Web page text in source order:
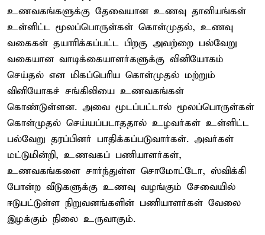
உணவகங்களுக்கு தேவையான உணவு தானியங்கள்
உள்ளிட்ட மூலப்பொருள்கள் கொள்முதல், உணவு
வகைகள் தயாரிக்கப்பட்ட பிறகு அவற்றை பல்வேறு
வகையான வாடிக்கையாளர்களுக்கு வினியோகம்
செய்தல் என மிகப்பெரிய கொள்முதல் மற்றும்
வினியோகச் சங்கிலியை உணவகங்கள்
கொண்டுள்ளன. அவை மூடப்பட்டால் மூலப்பொருள்கள்
கொள்முதல் செய்யப்படாததால் உழவர்கள் உள்ளிட்ட
பல்வேறு தரப்பினர் பாதிக்கப்படுவார்கள். அவர்கள்
மட்டுமின்றி, உணவகப் பணியாளர்கள்,
உணவகங்களை சார்ந்துள்ள சொமோட்டோ, ஸ்விக்கி
போன்ற வீடுகளுக்கு உணவு வழங்கும் சேவையில்
ஈடுபட்டுள்ள நிறுவனங்களின் பணியாளர்கள் வேலை
இழக்கும் நிலை உருவாகும்.